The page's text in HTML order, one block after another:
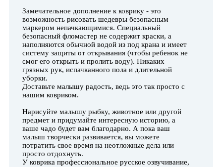
Замечательное дополнение к коврику - это
возможность рисовать шедевры безопасным
маркером непачкающимися. Специальный
безопасный фломастер не содержит краски, а
наполняются обычной водой из под крана и имеет
систему защиты от открывания (чтобы ребенок не
смог его открыть и пролить воду). Никаких
грязных рук, испачканного пола и длительной
уборки.
Доставьте малышу радость, ведь это так просто с
нашим ковриком.
Нарисуйте малышу рыбку, животное или другой
предмет и придумайте интересную историю, а
ваше чадо будет вам благодарно. А пока ваш
малыш творчески развивается, вы можете
потратить свое время на неотложные дела или
просто отдохнуть.
У коврика профессиональное русское озвучивание,